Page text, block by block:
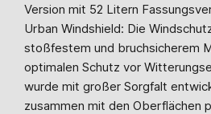
Version mit 52 Litern
Urban Windshield: Die
stoßfestem und bruchsicherem
optimalen Schutz vor
wurde mit großer Sorgfalt
zusammen mit den Oberflächen